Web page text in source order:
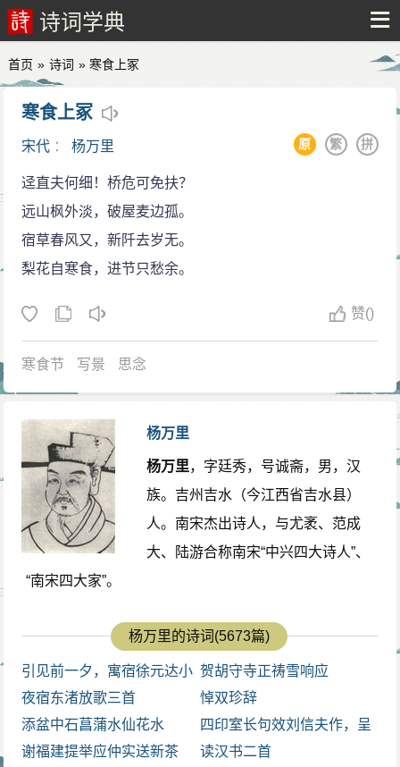
诗词学典
首页 » 诗词 » 寒食上冢
寒食上冢
宋代 ：杨万里 拼
繁
原
迳直夫何细！桥危可免扶？
远山枫外淡，破屋麦边孤。
宿草春风又，新阡去岁无。
梨花自寒食，进节只愁余。
赞()
寒食节 写景 思念
杨万里
杨万里，字廷秀，号诚斋，男，汉
族。吉州吉水（今江西省吉水县）
人。南宋杰出诗人，与尤袤、范成
大、陆游合称南宋“中兴四大诗人”、
“南宋四大家”。
杨万里的诗词(5673篇)
引见前一夕，寓宿徐元达小
楼，元达招符君俞
贺胡守寺正祷雪响应
夜宿东渚放歌三首
悼双珍辞
添盆中石菖蒲水仙花水
四印室长句效刘信夫作，呈
信夫
谢福建提举应仲实送新茶 读汉书二首